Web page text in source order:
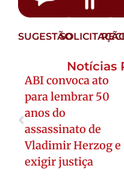
SUGESTÃO
Notícias
ABI convoca ato
para lembrar 50
anos do
assassinato de
Vladimir Herzog e
exigir justiça